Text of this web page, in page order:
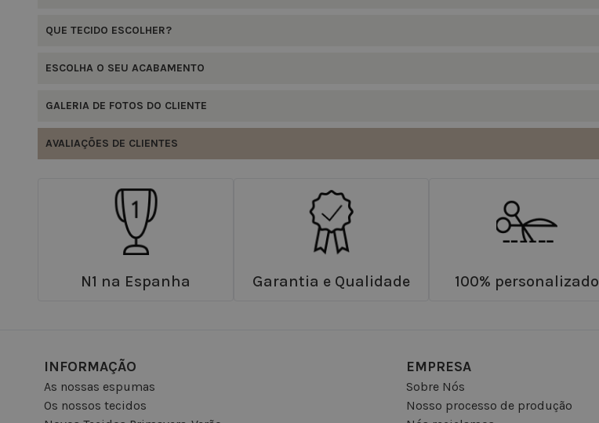
QUE TECIDO ESCOLHER?
ESCOLHA O SEU ACABAMENTO
GALERIA DE FOTOS DO CLIENTE
AVALIAÇÕES DE CLIENTES
N1 na Espanha Garantia e Qualidade 100% personalizado
INFORMAÇÃO
As nossas espumas
Os nossos tecidos
EMPRESA
Sobre Nós
Nosso processo de produção